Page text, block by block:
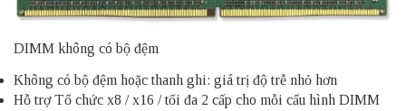
DIMM không có bộ đệm
Không có bộ đệm hoặc thanh ghi: giá trị độ trễ nhỏ hơn
Hỗ trợ Tổ chức x8 / x16 / tối đa 2 cấp cho mỗi cấu hình DIMM